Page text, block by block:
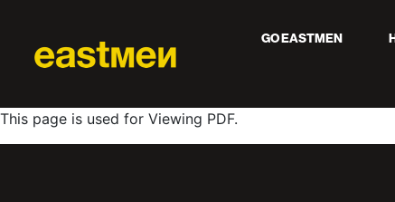
GO EASTMEN
This page is used for Viewing PDF.